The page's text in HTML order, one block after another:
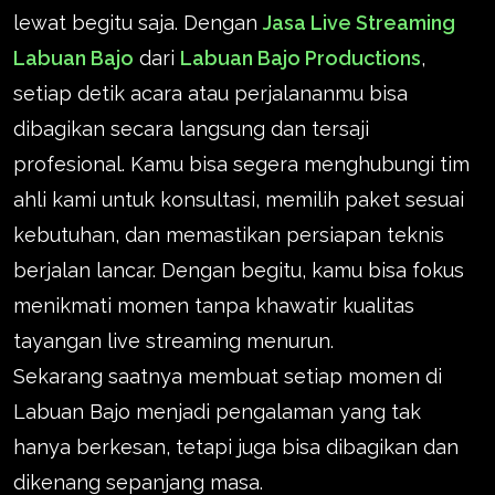
lewat begitu saja. Dengan Jasa Live Streaming
Labuan Bajo dari Labuan Bajo Productions,
setiap detik acara atau perjalananmu bisa
dibagikan secara langsung dan tersaji
profesional. Kamu bisa segera menghubungi tim
ahli kami untuk konsultasi, memilih paket sesuai
kebutuhan, dan memastikan persiapan teknis
berjalan lancar. Dengan begitu, kamu bisa fokus
menikmati momen tanpa khawatir kualitas
tayangan live streaming menurun.
Sekarang saatnya membuat setiap momen di
Labuan Bajo menjadi pengalaman yang tak
hanya berkesan, tetapi juga bisa dibagikan dan
dikenang sepanjang masa.